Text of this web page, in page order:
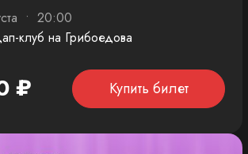
• 20:00
клуб на Грибоедова
₽ Купить билет